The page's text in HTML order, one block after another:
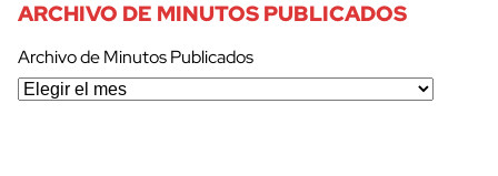
ARCHIVO DE MINUTOS PUBLICADOS
Archivo de Minutos Publicados